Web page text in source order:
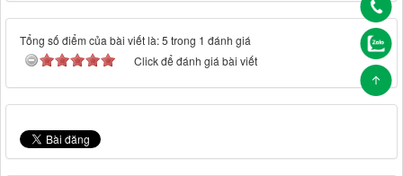
Tổng số điểm của bài viết là: 5 trong 1 đánh giá
Click để đánh giá bài viết